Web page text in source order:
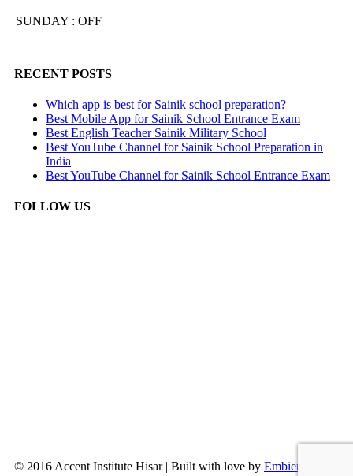
SUNDAY : OFF
RECENT POSTS
Which app is best for Sainik school preparation?
Best Mobile App for Sainik School Entrance Exam
Best English Teacher Sainik Military School
Best YouTube Channel for Sainik School Preparation in
India
Best YouTube Channel for Sainik School Entrance Exam
FOLLOW US
© 2016 Accent Institute Hisar | Built with love by Embien